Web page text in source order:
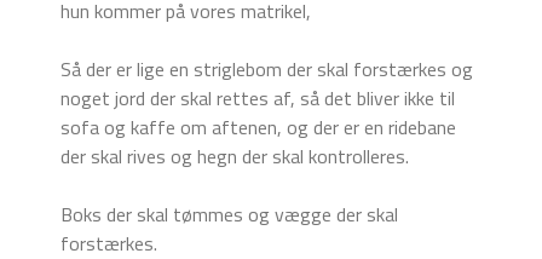
hun kommer på vores matrikel,
Så der er lige en striglebom der skal forstærkes og
noget jord der skal rettes af, så det bliver ikke til
sofa og kaffe om aftenen, og der er en ridebane
der skal rives og hegn der skal kontrolleres.
Boks der skal tømmes og vægge der skal
forstærkes.